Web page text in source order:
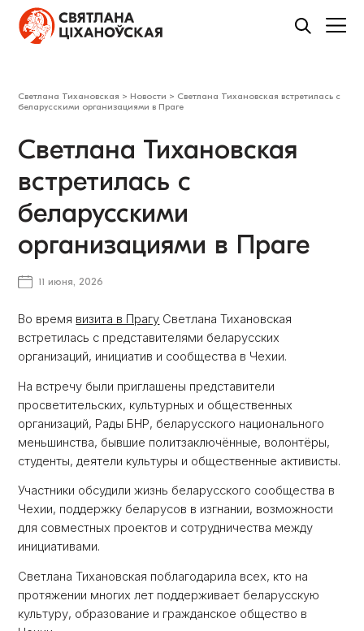
Светлана Тихановская > Новости > Светлана Тихановская встретилась с
беларусскими организациями в Праге
Светлана Тихановская
встретилась с
беларусскими
организациями в Праге
11 июня, 2026
Во время визита в Прагу Светлана Тихановская
встретилась с представителями беларусских
организаций, инициатив и сообщества в Чехии.
На встречу были приглашены представители
просветительских, культурных и общественных
организаций, Рады БНР, беларусского национального
меньшинства, бывшие политзаключённые, волонтёры,
студенты, деятели культуры и общественные активисты.
Участники обсудили жизнь беларусского сообщества в
Чехии, поддержку беларусов в изгнании, возможности
для совместных проектов и сотрудничества между
инициативами.
Светлана Тихановская поблагодарила всех, кто на
протяжении многих лет поддерживает беларусскую
культуру, образование и гражданское общество в